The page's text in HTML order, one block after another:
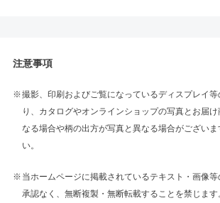
注意事項
撮影、印刷およびご覧になっているディスプレイ
り、カタログやオンラインショップの写真とお届
なる場合や柄の出方が写真と異なる場合がござい
い。
当ホームページに掲載されているテキスト・画像
承認なく、無断複製・無断転載することを禁じます